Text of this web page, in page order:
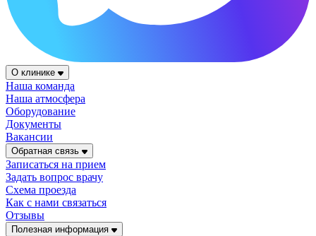
О клинике
Наша команда
Наша атмосфера
Оборудование
Документы
Вакансии
Обратная связь
Записаться на прием
Задать вопрос врачу
Схема проезда
Как с нами связаться
Отзывы
Полезная информация